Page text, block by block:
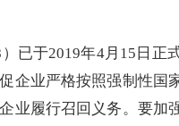
）已于2019年4月 15 日正
企业严格按照强制性国
业履行召回义务。要加